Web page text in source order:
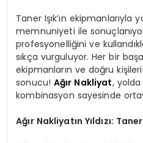
Taner Işık’ın
memnuniyeti ile
profesyonelliğini ve
sıkça vurguluyor. Her bir
ekipmanların ve doğru
sonucu!Ağır Nakliyat,
kombinasyon sayesinde
Ağır Nakliyatın Yıldızı: